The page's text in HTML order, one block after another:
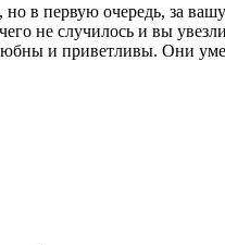
в первую очередь, за
не случилось и вы
и приветливы. Они